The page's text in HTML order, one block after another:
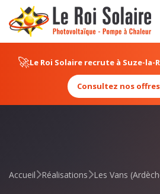
🚀Le Roi Solaire recrute à Suze-la-
Consultez nos offres
Accueil Réalisations Les Vans
Panneau de gestion des cookies